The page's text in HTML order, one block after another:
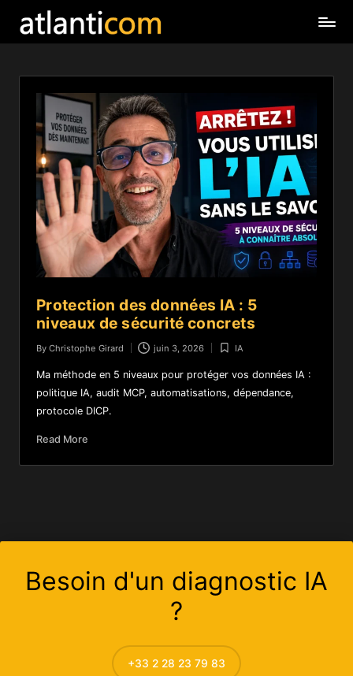
Protection des données IA : 5
niveaux de sécurité concrets
By Christophe Girard juin 3, 2026 IA
Ma méthode en 5 niveaux pour protéger vos données IA :
politique IA, audit MCP, automatisations, dépendance,
protocole DICP.
Read More
Besoin d'un diagnostic IA
?
+33 2 28 23 79 83